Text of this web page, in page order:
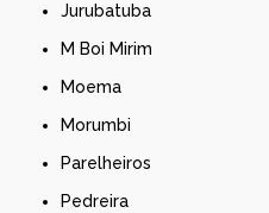
Jurubatuba
M Boi Mirim
Moema
Morumbi
Parelheiros
Pedreira